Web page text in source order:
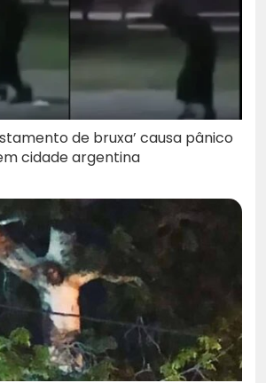
de bruxa’ causa pânico
cidade argentina